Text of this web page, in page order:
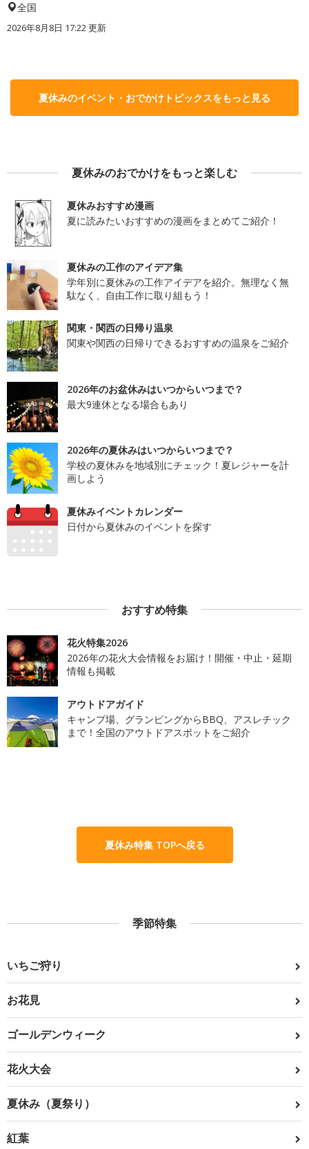
全国
2026年8月8日 17:22更新
夏休みのイベント・おでかけトピックスをもっと見る
夏休みのおでかけをもっと楽しむ
夏休みおすすめ漫画
夏に読みたいおすすめの漫画をまとめてご紹介！
夏休みの工作のアイデア集
学年別に夏休みの工作アイデアを紹介。無理なく無
駄なく、自由工作に取り組もう！
関東・関西の日帰り温泉
関東や関西の日帰りできるおすすめの温泉をご紹介
2026年のお盆休みはいつからいつまで？
最大9連休となる場合もあり
2026年の夏休みはいつからいつまで？
学校の夏休みを地域別にチェック！夏レジャーを計
画しよう
夏休みイベントカレンダー
日付から夏休みのイベントを探す
おすすめ特集
花火特集2026
2026年の花火大会情報をお届け！開催・中止・延期
情報も掲載
アウトドアガイド
キャンプ場、グランピングからBBQ、アスレチック
まで！全国のアウトドアスポットをご紹介
夏休み特集 TOPへ戻る
季節特集
いちご狩り
お花見
ゴールデンウィーク
花火大会
夏休み（夏祭り）
紅葉